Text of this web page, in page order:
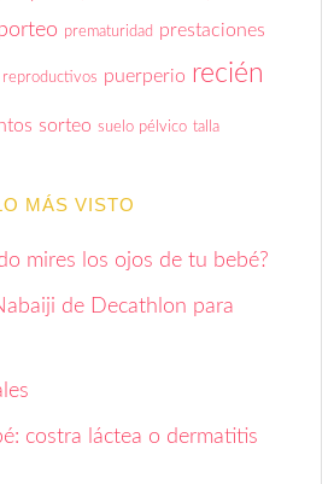
reproductivos puerperio recién
sorteo suelo pélvico talla
mires los ojos de tu bebé?
de Decathlon para
costra láctea o dermatitis
y percentiles